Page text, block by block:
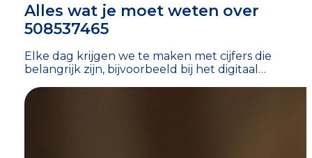
Alles wat je moet weten over
508537465
Elke dag krijgen we te maken met cijfers die
belangrijk zijn, bijvoorbeeld bij het digitaal…